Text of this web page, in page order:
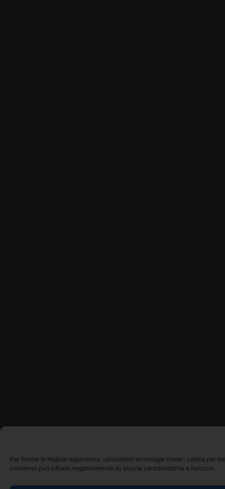
Per fornire le migliori esperienze, utilizziamo tecnologie come i cookie per
consenso può influire negativamente su alcune caratteristiche e funzioni.